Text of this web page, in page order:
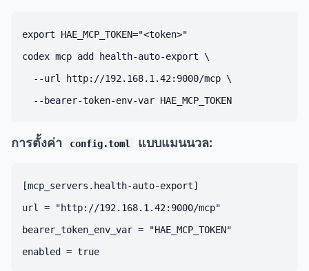
export HAE_MCP_TOKEN="<token>"
codex mcp add health-auto-export \
  --url http://192.168.1.42:9000/mcp \
การตั้งค่า config.toml แบบแมนนวล:
[mcp_servers.health-auto-export]
url = "http://192.168.1.42:9000/mcp"
bearer_token_env_var = "HAE_MCP_TOKEN"